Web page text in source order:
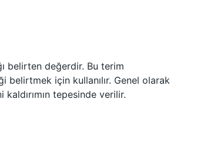
belirten değerdir. Bu terim
belirtmek için kullanılır. Genel olarak
tepesinde verilir.